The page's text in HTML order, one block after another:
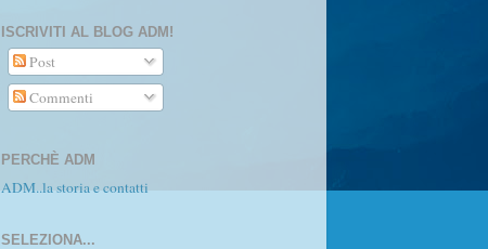
ISCRIVITI AL BLOG ADM!
Post
Commenti
PERCHÈ ADM
ADM..la storia e contatti
SELEZIONA...